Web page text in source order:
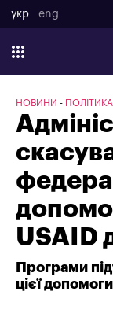
укр eng
НОВИНИ ПОЛІТИКА
USAID
Програми
цієї